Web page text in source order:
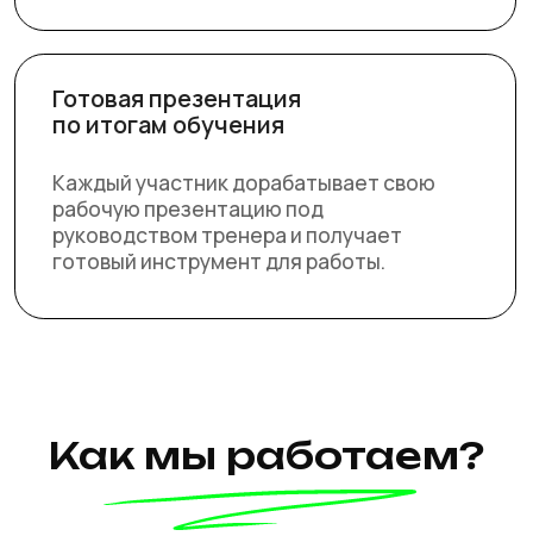
Определяем потребности
или по Zoom), чтобы понять цели обучения
Как мы работаем?
1